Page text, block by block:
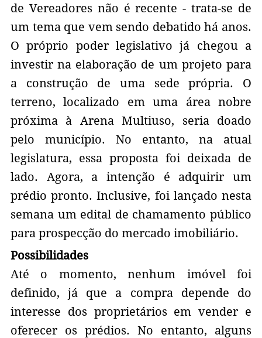
de Vereadores não é recente - trata-se de
um tema que vem sendo debatido há anos.
O próprio poder legislativo já chegou a
investir na elaboração de um projeto para
a construção de uma sede própria. O
terreno, localizado em uma área nobre
próxima à Arena Multiuso, seria doado
pelo município. No entanto, na atual
legislatura, essa proposta foi deixada de
lado. Agora, a intenção é adquirir um
prédio pronto. Inclusive, foi lançado nesta
semana um edital de chamamento público
para prospecção do mercado imobiliário.
Possibilidades
Até o momento, nenhum imóvel foi
definido, já que a compra depende do
interesse dos proprietários em vender e
oferecer os prédios. No entanto, alguns